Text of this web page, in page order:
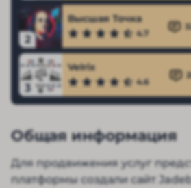
2
Высшая Точка
4.7
3
Velrix
4.6
Общая информация
Для продвижения услуг
платформы создали сайт